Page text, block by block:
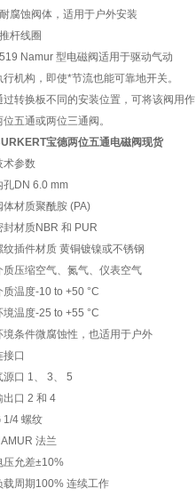
腐蚀阀体，适用于户外安装
杆线圈
Namur 型电磁阀适用于驱动气动
行机构，即使*节流也能可靠地开关。
过转换板不同的安装位置，可将该阀用作
位五通或两位三通阀。
宝德两位五通电磁阀现货
术参数
孔DN 6.0 mm
体材质聚酰胺 (PA)
封材质NBR 和 PUR
纹插件材质 黄铜镀镍或不锈钢
质压缩空气、氮气、仪表空气
质温度-10 to +50 °C
境温度-25 to +55 °C
境条件微腐蚀性，也适用于户外
接口
源口 1、 3、 5
出口 2 和 4
1/4 螺纹
法兰
压允差±10%
载周期100% 连续工作